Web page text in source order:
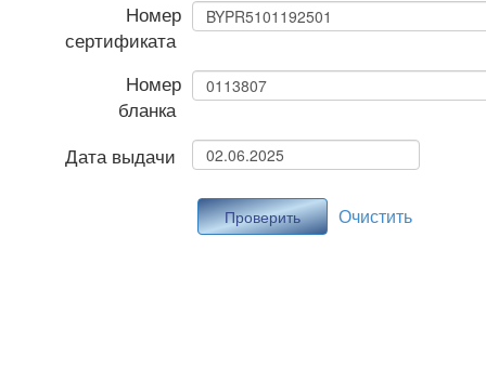
Номер
сертификата
Номер
бланка
Дата выдачи
Проверить Очистить